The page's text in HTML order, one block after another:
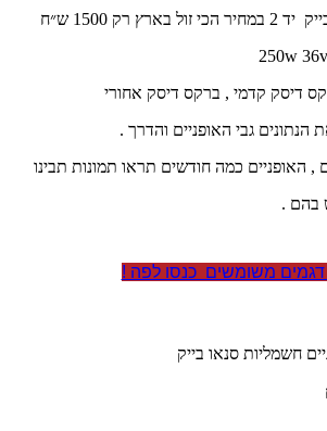
רק 1500 ש״ח
האופניים כמה חודשים תראו תמונות תבינו
בהם .
דגמים משומשים כנסו לפה !
חשמליות סנאו בייק